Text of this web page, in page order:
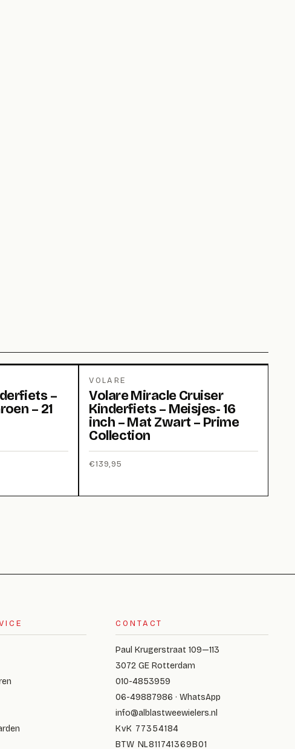
–
– 21
VOLARE
Volare Miracle Cruiser
Kinderfiets – Meisjes- 16
inch – Mat Zwart – Prime
Collection
€139,95
CONTACT
Paul Krugerstraat 109—113
3072 GE Rotterdam
010-4853959
06-49887986 · WhatsApp
info@alblastweewielers.nl
KvK 77354184
BTW NL811741369B01